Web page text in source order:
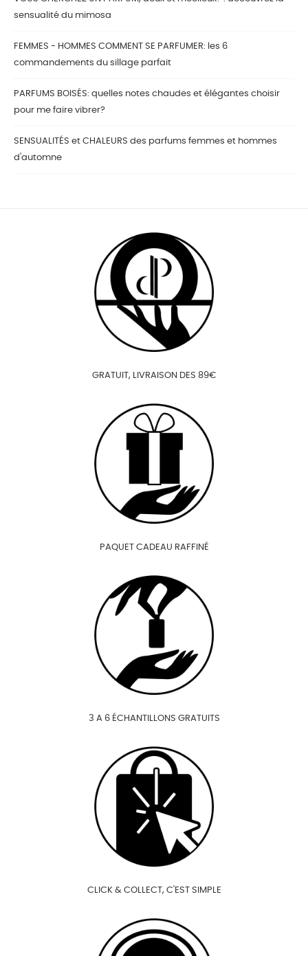
sensualité du mimosa
FEMMES - HOMMES COMMENT SE PARFUMER: les 6
commandements du sillage parfait
PARFUMS BOISÉS: quelles notes chaudes et élégantes choisir
pour me faire vibrer?
SENSUALITÉS et CHALEURS des parfums femmes et hommes
d'automne
GRATUIT, LIVRAISON DES 89€
PAQUET CADEAU RAFFINÉ
3 A 6 ÉCHANTILLONS GRATUITS
CLICK & COLLECT, C'EST SIMPLE